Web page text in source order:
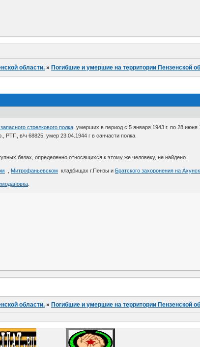
области. » Погибшие и умершие на территории Пензенской
стрелкового полка , умерших в период с 5 января 1943 г. по 28
р., РТП, в/ч 68825, умер 23.04.1944 г в санчасти полка.
базах, определенно относящихся к этому же человеку, не найдено.
Митрофаньевском кладбищах г.Пензы и Братского захоронения на
области. » Погибшие и умершие на территории Пензенской